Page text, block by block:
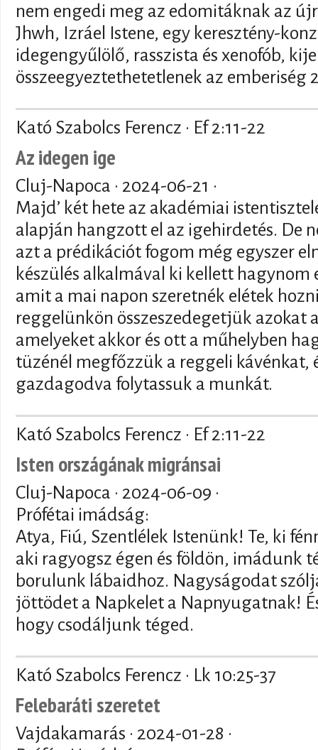
nem engedi meg az edomitáknak az
Jhwh, Izráel Istene, egy keresztény-
idegengyűlölő, rasszista és xenofób,
összeegyeztethetetlenek az emberiség
Kató Szabolcs Ferencz · Ef 2:11-22
Az idegen ige
Cluj-Napoca · 2024-06-21 ·
Majd’ két hete az akadémiai
alapján hangzott el az igehirdetés. De
azt a prédikációt fogom még egyszer
készülés alkalmával ki kellett hagynom
amit a mai napon szeretnék elétek
reggelünkön összeszedegetjük azokat
amelyeket akkor és ott a műhelyben
tüzénél megfőzzük a reggeli kávénkat,
gazdagodva folytassuk a munkát.
Kató Szabolcs Ferencz · Ef 2:11-22
Isten országának migránsai
Cluj-Napoca · 2024-06-09 ·
Prófétai imádság:
Atya, Fiú, Szentlélek Istenünk! Te, ki
aki ragyogsz égen és földön, imádunk
borulunk lábaidhoz. Nagyságodat
jöttödet a Napkelet a Napnyugatnak!
hogy csodáljunk téged.
Kató Szabolcs Ferencz · Lk 10:25-37
Felebaráti szeretet
Vajdakamarás · 2024-01-28 ·